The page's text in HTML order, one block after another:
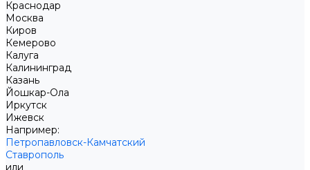
Краснодар
Москва
Киров
Кемерово
Калуга
Калининград
Казань
Йошкар-Ола
Иркутск
Ижевск
Например:
Петропавловск-Камчатский
Ставрополь
или